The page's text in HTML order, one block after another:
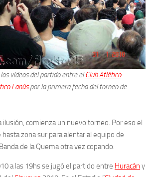
vídeos del partido entre elClub Atlético
Lanúspor la primera fecha del torneo de
ilusión, comienza un nuevo torneo. Por eso el
zona sur para alentar al equipo de
de la Quema otra vez copando.
a las 19hs se jugó el partido entre Huracán y